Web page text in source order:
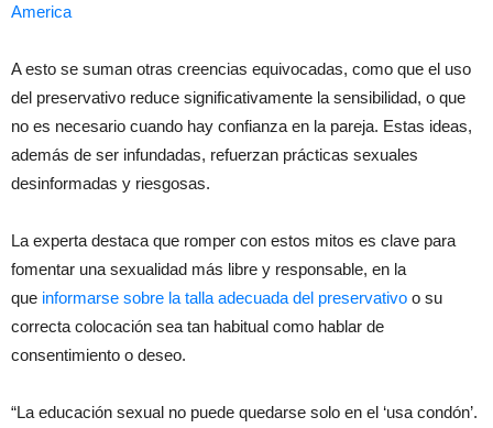
America
A esto se suman otras creencias equivocadas, como que el uso
del preservativo reduce significativamente la sensibilidad, o que
no es necesario cuando hay confianza en la pareja. Estas ideas,
además de ser infundadas, refuerzan prácticas sexuales
desinformadas y riesgosas.
La experta destaca que romper con estos mitos es clave para
fomentar una sexualidad más libre y responsable, en la
que informarse sobre la talla adecuada del preservativo o su
correcta colocación sea tan habitual como hablar de
consentimiento o deseo.
“La educación sexual no puede quedarse solo en el ‘usa condón’.